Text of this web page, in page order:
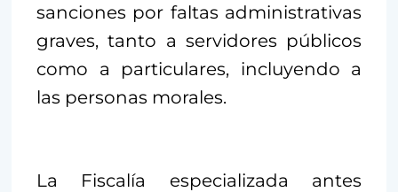
sanciones por faltas administrativas
graves, tanto a servidores públicos
como a particulares, incluyendo a
las personas morales.
La Fiscalía especializada antes